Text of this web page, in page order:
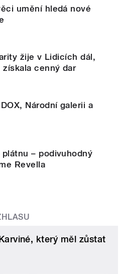
umění hledá nové
žije v Lidicích dál,
získala cenný dar
Národní galerii a
– podivuhodný
Revella
který měl zůstat